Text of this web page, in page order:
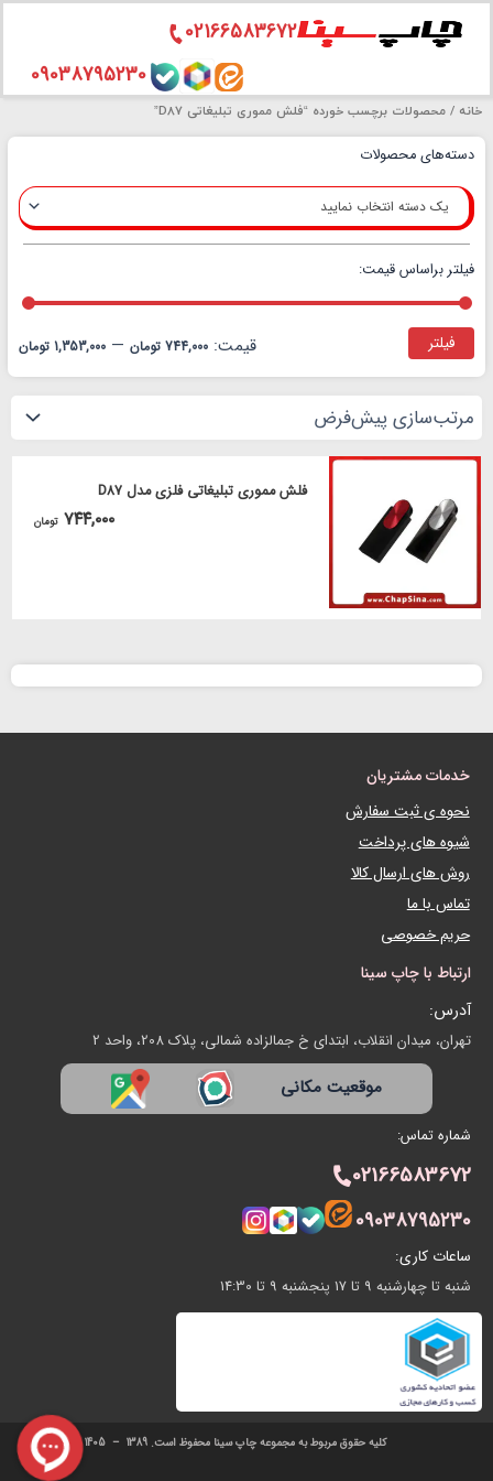
به
02166583672
09038795230
خانه / محصولات برچسب خورده “فلش مموری تبلیغاتی D87”
دسته‌های محصولات
یک دسته انتخاب نمایید
فیلتر براساس قیمت:
فیلتر قیمت: 744,000 تومان — 1,353,000 تومان
فلش مموری تبلیغاتی فلزی مدل D87
۷۴۴,۰۰۰ تومان
خدمات مشتریان
نحوه ی ثبت سفارش
شیوه های پرداخت
روش های ارسال کالا
تماس با ما
حریم خصوصی
ارتباط با چاپ سینا
آدرس:
تهران، میدان انقلاب، ابتدای خ جمالزاده شمالی، پلاک 208، واحد 2
موقعیت مکانی
شماره تماس:
02166583672
09038795230
ساعات کاری:
شنبه تا چهارشنبه 9 تا 17 پنجشنبه 9 تا 14:30
کلیه حقوق مربوط به مجموعه چاپ سینا محفوظ است. 1389 – 1405